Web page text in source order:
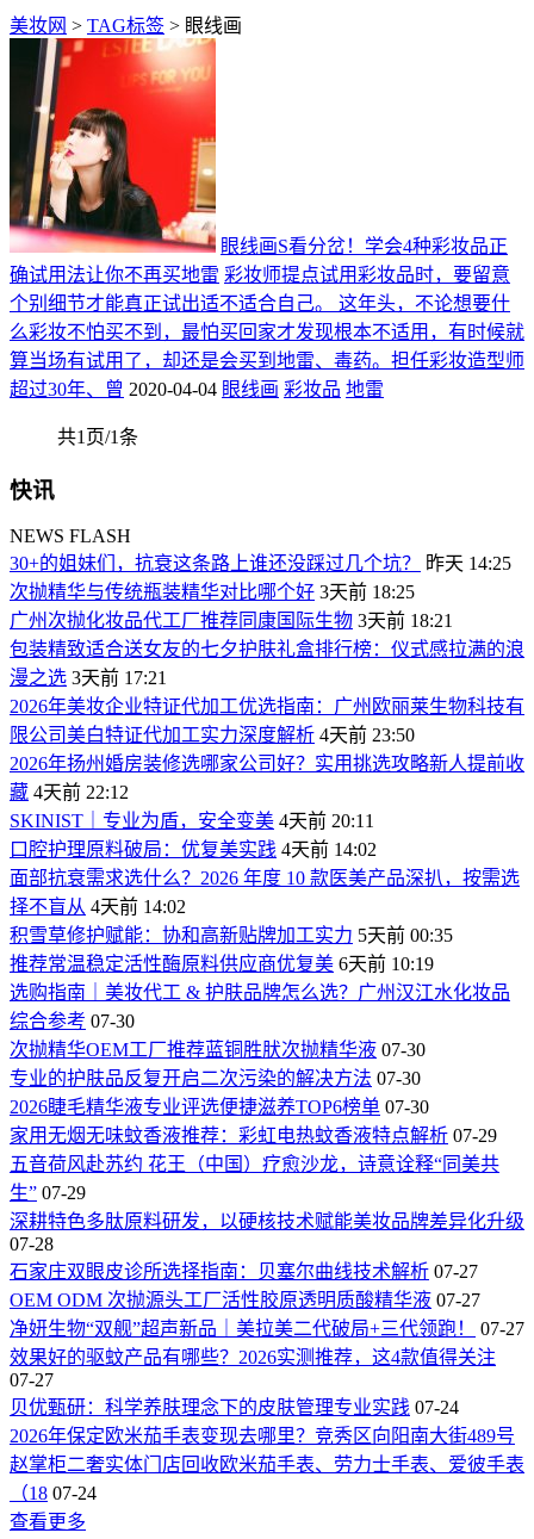
美妆网 > TAG标签 > 眼线画
眼线画S看分岔！学会4种彩妆品正
确试用法让你不再买地雷 彩妆师提点试用彩妆品时，要留意
个别细节才能真正试出适不适合自己。 这年头，不论想要什
么彩妆不怕买不到，最怕买回家才发现根本不适用，有时候就
算当场有试用了，却还是会买到地雷、毒药。担任彩妆造型师
超过30年、曾 2020-04-04 眼线画 彩妆品 地雷
共1页/1条
快讯
NEWS FLASH
30+的姐妹们，抗衰这条路上谁还没踩过几个坑？
昨天 14:25
次抛精华与传统瓶装精华对比哪个好 3天前 18:25
广州次抛化妆品代工厂推荐同康国际生物 3天前 18:21
包装精致适合送女友的七夕护肤礼盒排行榜：仪式感拉满的浪
漫之选 3天前 17:21
2026年美妆企业特证代加工优选指南：广州欧丽莱生物科技有
限公司美白特证代加工实力深度解析 4天前 23:50
2026年扬州婚房装修选哪家公司好？实用挑选攻略新人提前收
藏 4天前 22:12
SKINIST｜专业为盾，安全变美 4天前 20:11
口腔护理原料破局：优复美实践 4天前 14:02
面部抗衰需求选什么？2026 年度 10 款医美产品深扒，按需选
择不盲从 4天前 14:02
积雪草修护赋能：协和高新贴牌加工实力 5天前 00:35
推荐常温稳定活性酶原料供应商优复美 6天前 10:19
选购指南｜美妆代工 & 护肤品牌怎么选？广州汉江水化妆品
综合参考 07-30
次抛精华OEM工厂推荐蓝铜胜肰次抛精华液 07-30
专业的护肤品反复开启二次污染的解决方法 07-30
2026睫毛精华液专业评选便捷滋养TOP6榜单 07-30
家用无烟无味蚊香液推荐：彩虹电热蚊香液特点解析 07-29
五音荷风赴苏约 花王（中国）疗愈沙龙，诗意诠释“同美共
生” 07-29
深耕特色多肽原料研发，以硬核技术赋能美妆品牌差异化升级
07-28
石家庄双眼皮诊所选择指南：贝塞尔曲线技术解析 07-27
OEM ODM 次抛源头工厂活性胶原透明质酸精华液 07-27
净妍生物“双舰”超声新品｜美拉美二代破局+三代领跑！
07-27
效果好的驱蚊产品有哪些？2026实测推荐，这4款值得关注
07-27
贝优甄研：科学养肤理念下的皮肤管理专业实践 07-24
2026年保定欧米茄手表变现去哪里？竞秀区向阳南大街489号
赵掌柜二奢实体门店回收欧米茄手表、劳力士手表、爱彼手表
（18 07-24
查看更多